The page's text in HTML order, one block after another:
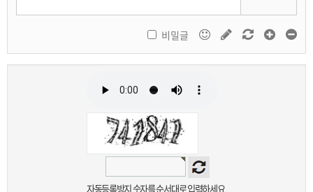
비밀글
자동등록방지 숫자를 순서대로 입력하세요.